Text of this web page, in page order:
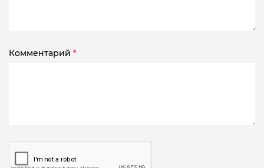
Комментарий *